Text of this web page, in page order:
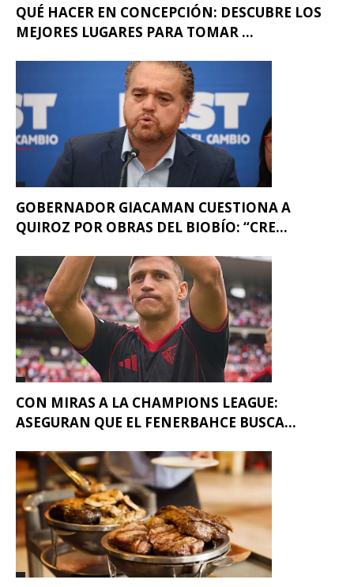
QUÉ HACER EN CONCEPCIÓN: DESCUBRE LOS
MEJORES LUGARES PARA TOMAR ...
GOBERNADOR GIACAMAN CUESTIONA A
QUIROZ POR OBRAS DEL BIOBÍO: “CRE...
CON MIRAS A LA CHAMPIONS LEAGUE:
ASEGURAN QUE EL FENERBAHCE BUSCA...